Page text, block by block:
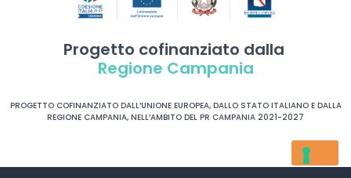
Progetto cofinanziato dalla
Regione Campania
PROGETTO COFINANZIATO DALL’UNIONE EUROPEA, DALLO STATO ITALIANO E DALLA
REGIONE CAMPANIA, NELL’AMBITO DEL PR CAMPANIA 2021-2027